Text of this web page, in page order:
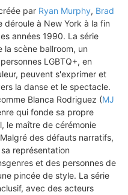
par Ryan Murphy, Brad
déroule à New York à la fin
années 1990. La série
scène ballroom, un
LGBTQ+, en
peuvent s'exprimer et
la danse et le spectacle.
Blanca Rodriguez (MJ
qui fonde sa propre
le maître de cérémonie
des défauts narratifs,
représentation
et des personnes de
pincée de style. La série
avec des acteurs